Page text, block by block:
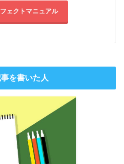
ェクトマニュアル
を書いた人